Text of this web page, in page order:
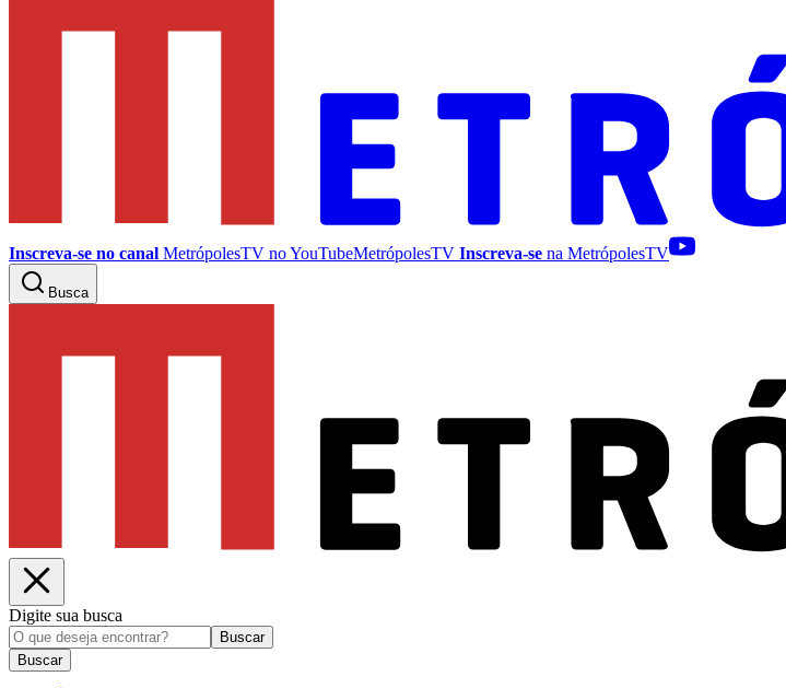
Inscreva-se no canal MetrópolesTV noYouTubeMetrópolesTV Inscreva-se na MetrópolesTV
Busca
Digite sua busca
Buscar
Buscar